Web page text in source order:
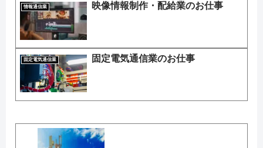
情報通信業 映像情報制作・配給業のお仕事
固定電気通信業 固定電気通信業のお仕事